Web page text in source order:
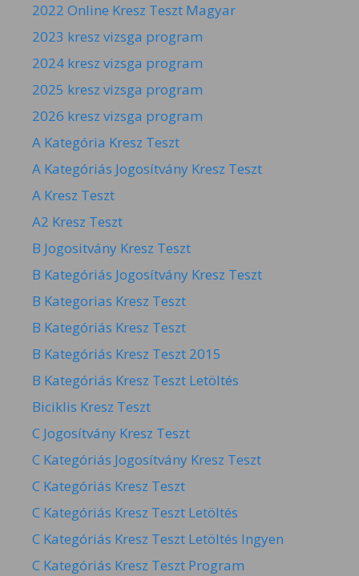
2022 Online Kresz Teszt Magyar
2023 kresz vizsga program
2024 kresz vizsga program
2025 kresz vizsga program
2026 kresz vizsga program
A Kategória Kresz Teszt
A Kategóriás Jogosítvány Kresz Teszt
A Kresz Teszt
A2 Kresz Teszt
B Jogositvány Kresz Teszt
B Kategóriás Jogosítvány Kresz Teszt
B Kategorias Kresz Teszt
B Kategóriás Kresz Teszt
B Kategóriás Kresz Teszt 2015
B Kategóriás Kresz Teszt Letöltés
Biciklis Kresz Teszt
C Jogosítvány Kresz Teszt
C Kategóriás Jogosítvány Kresz Teszt
C Kategóriás Kresz Teszt
C Kategóriás Kresz Teszt Letöltés
C Kategóriás Kresz Teszt Letöltés Ingyen
C Kategóriás Kresz Teszt Program